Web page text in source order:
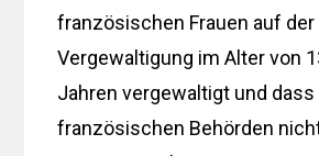
französischen Frauen auf der
Vergewaltigung im Alter von
Jahren vergewaltigt und dass
französischen Behörden